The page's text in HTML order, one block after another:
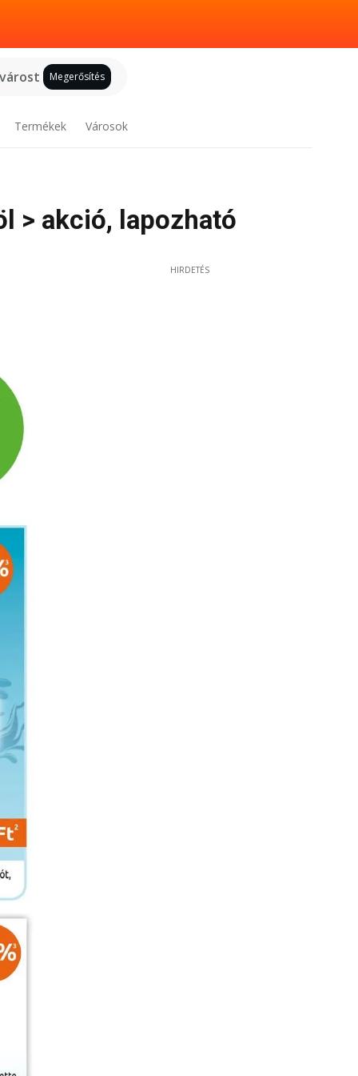
Megerősítés
Termékek Városok
> akció, lapozható
HIRDETÉS